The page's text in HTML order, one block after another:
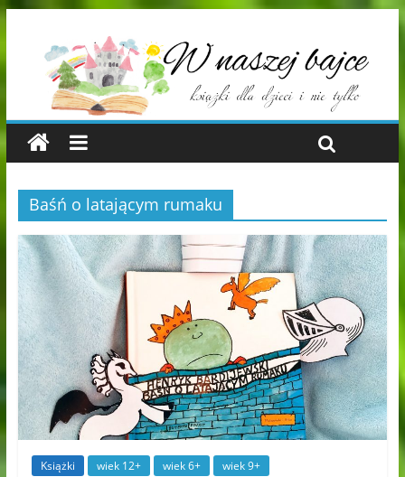
Baśń o latającym rumaku
Książki wiek 12+ wiek 6+ wiek 9+